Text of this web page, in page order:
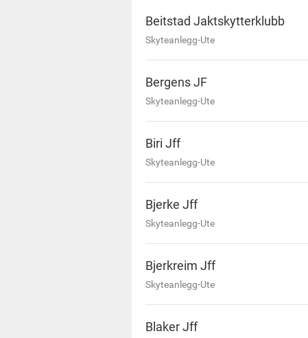
Beitstad Jaktskytterklubb
Skyteanlegg-Ute
Bergens JF
Skyteanlegg-Ute
Biri Jff
Skyteanlegg-Ute
Bjerke Jff
Skyteanlegg-Ute
Bjerkreim Jff
Skyteanlegg-Ute
Blaker Jff